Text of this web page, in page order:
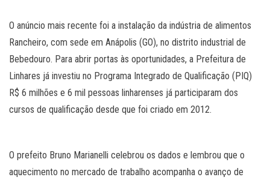
O anúncio mais recente foi a instalação da indústria de alimentos
Rancheiro, com sede em Anápolis (GO), no distrito industrial de
Bebedouro. Para abrir portas às oportunidades, a Prefeitura de
Linhares já investiu no Programa Integrado de Qualificação (PIQ)
R$ 6 milhões e 6 mil pessoas linharenses já participaram dos
cursos de qualificação desde que foi criado em 2012.
O prefeito Bruno Marianelli celebrou os dados e lembrou que o
aquecimento no mercado de trabalho acompanha o avanço de